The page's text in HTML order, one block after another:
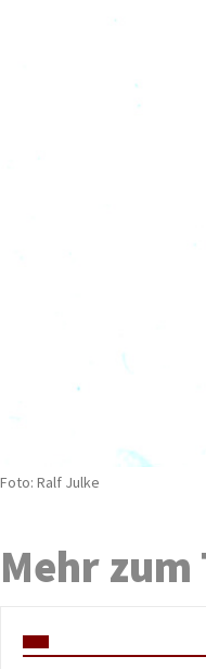
Foto: Ralf Julke
Mehr zum